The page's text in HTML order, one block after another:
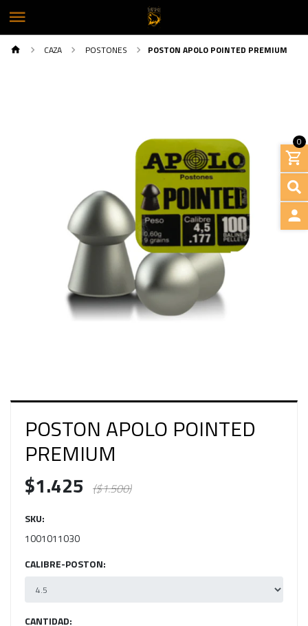
0
CAZA POSTONES POSTON APOLO POINTED PREMIUM
POSTON APOLO POINTED
PREMIUM
$1.425 ($1.500)
SKU:
1001011030
CALIBRE-POSTON:
CANTIDAD: